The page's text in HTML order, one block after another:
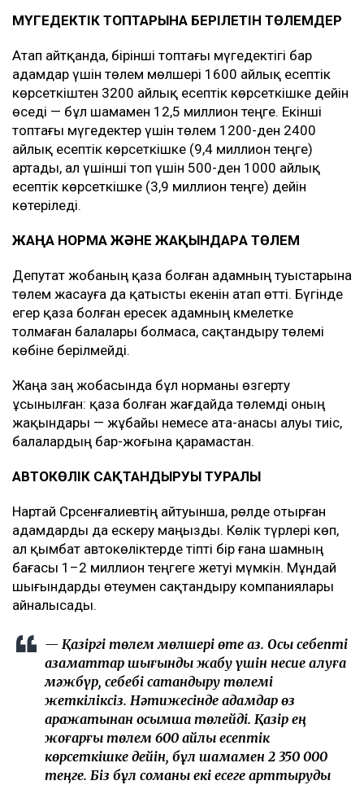
МҮГЕДЕКТІК ТОПТАРЫНА БЕРІЛЕТІН ТӨЛЕМДЕР
Атап айтқанда, бірінші топтағы мүгедектігі бар
адамдар үшін төлем мөлшері 1600 айлық есептік
көрсеткіштен 3200 айлық есептік көрсеткішке дейін
өседі — бұл шамамен 12,5 миллион теңге. Екінші
топтағы мүгедектер үшін төлем 1200-ден 2400
айлық есептік көрсеткішке (9,4 миллион теңге)
артады, ал үшінші топ үшін 500-ден 1000 айлық
есептік көрсеткішке (3,9 миллион теңге) дейін
көтеріледі.
ЖАҢА НОРМА ЖӘНЕ ЖАҚЫНДАРҒА ТӨЛЕМ
Депутат жобаның қаза болған адамның туыстарына
төлем жасауға да қатысты екенін атап өтті. Бүгінде
егер қаза болған ересек адамның кәмелетке
толмаған балалары болмаса, сақтандыру төлемі
көбіне берілмейді.
Жаңа заң жобасында бұл норманы өзгерту
ұсынылған: қаза болған жағдайда төлемді оның
жақындары — жұбайы немесе ата-анасы алуы тиіс,
балалардың бар-жоғына қарамастан.
АВТОКӨЛІК САҚТАНДЫРУЫ ТУРАЛЫ
Нартай Сәрсенғалиевтің айтуынша, рөлде отырған
адамдарды да ескеру маңызды. Көлік түрлері көп,
ал қымбат автокөліктерде тіпті бір ғана шамның
бағасы 1–2 миллион теңгеге жетуі мүмкін. Мұндай
шығындарды өтеумен сақтандыру компаниялары
айналысады.
— Қазіргі төлем мөлшері өте аз. Осы себепті
азаматтар шығынды жабу үшін несие алуға
мәжбүр, себебі сақтандыру төлемі
жеткіліксіз. Нәтижесінде адамдар өз
қаражатынан қосымша төлейді. Қазір ең
жоғарғы төлем 600 айлық есептік
көрсеткішке дейін, бұл шамамен 2 350 000
теңге. Біз бұл соманы екі есеге арттыруды